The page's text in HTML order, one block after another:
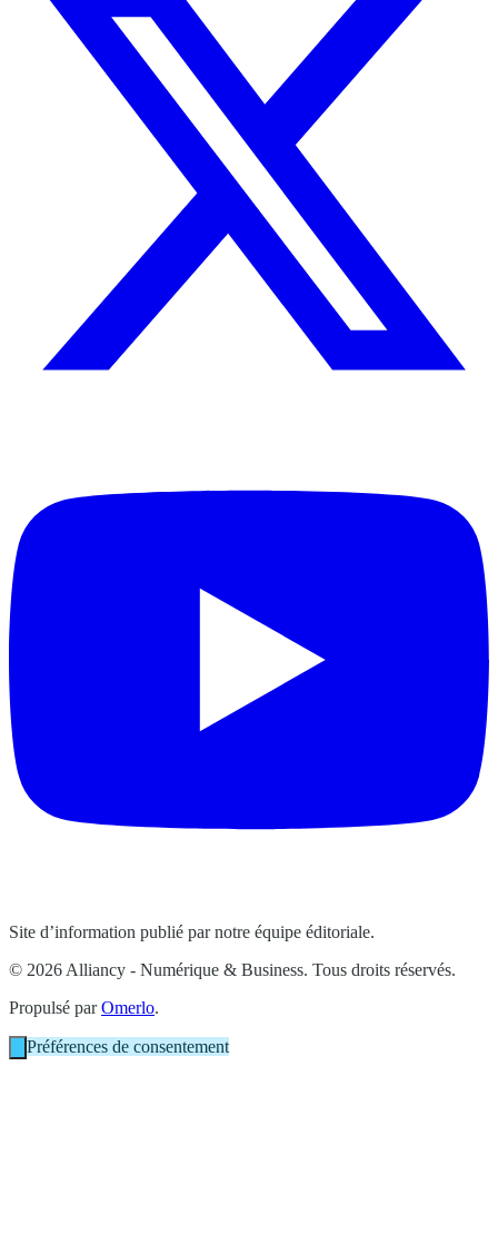
Site d’information publié par notre équipe éditoriale.
© 2026 Alliancy - Numérique & Business. Tous droits réservés.
Propulsé parOmerlo.
Préférences de consentement